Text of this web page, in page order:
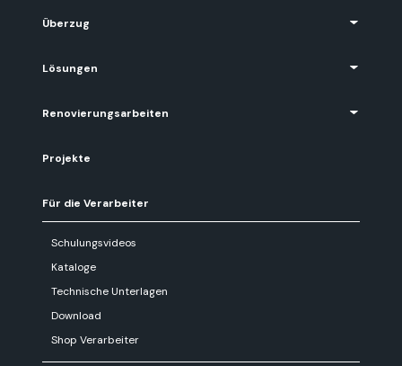
Überzug
Lösungen
Renovierungsarbeiten
Projekte
Für die Verarbeiter
Schulungsvideos
Kataloge
Technische Unterlagen
Download
Shop Verarbeiter